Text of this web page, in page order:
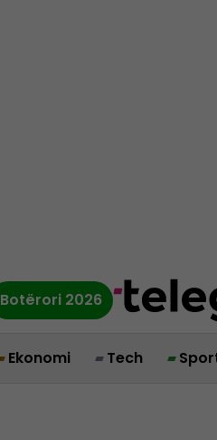
Botërori 2026
Ekonomi Tech